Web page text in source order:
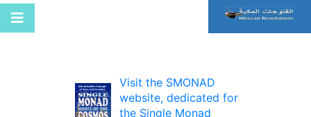
Visit the SMONAD
website, dedicated for
the Single Monad